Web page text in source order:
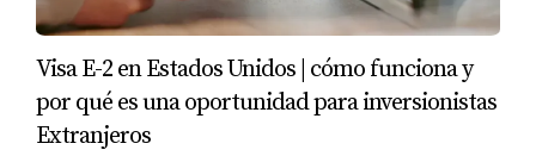
Visa E-2 en Estados Unidos | cómo funciona y
por qué es una oportunidad para inversionistas
Extranjeros